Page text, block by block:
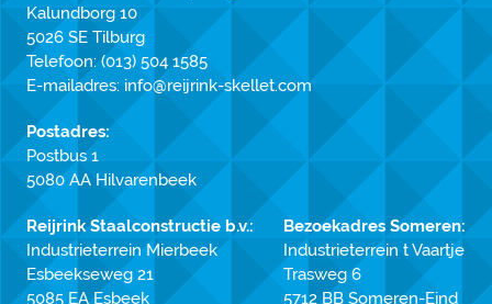
Kalundborg 10
5026 SE Tilburg
Telefoon: (013) 504 1585
E-mailadres: info@reijrink-skellet.com
Postadres:
Postbus 1
5080 AA Hilvarenbeek
Reijrink Staalconstructie b.v.:
Industrieterrein Mierbeek
Esbeekseweg 21
5085 EA Esbeek
Bezoekadres Someren:
Industrieterrein t Vaartje
Trasweg 6
5712 BB Someren-Eind